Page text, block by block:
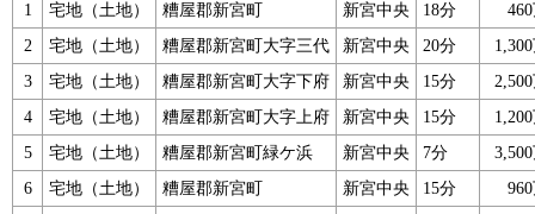
1
宅地（土地） 糟屋郡新宮町 新宮中央 18分
2
宅地（土地） 糟屋郡新宮町大字三代 新宮中央 20分
3
宅地（土地） 糟屋郡新宮町大字下府 新宮中央 15分
4
宅地（土地） 糟屋郡新宮町大字上府 新宮中央 15分
5
宅地（土地） 糟屋郡新宮町緑ケ浜 新宮中央 7分
6
宅地（土地） 糟屋郡新宮町 新宮中央 15分